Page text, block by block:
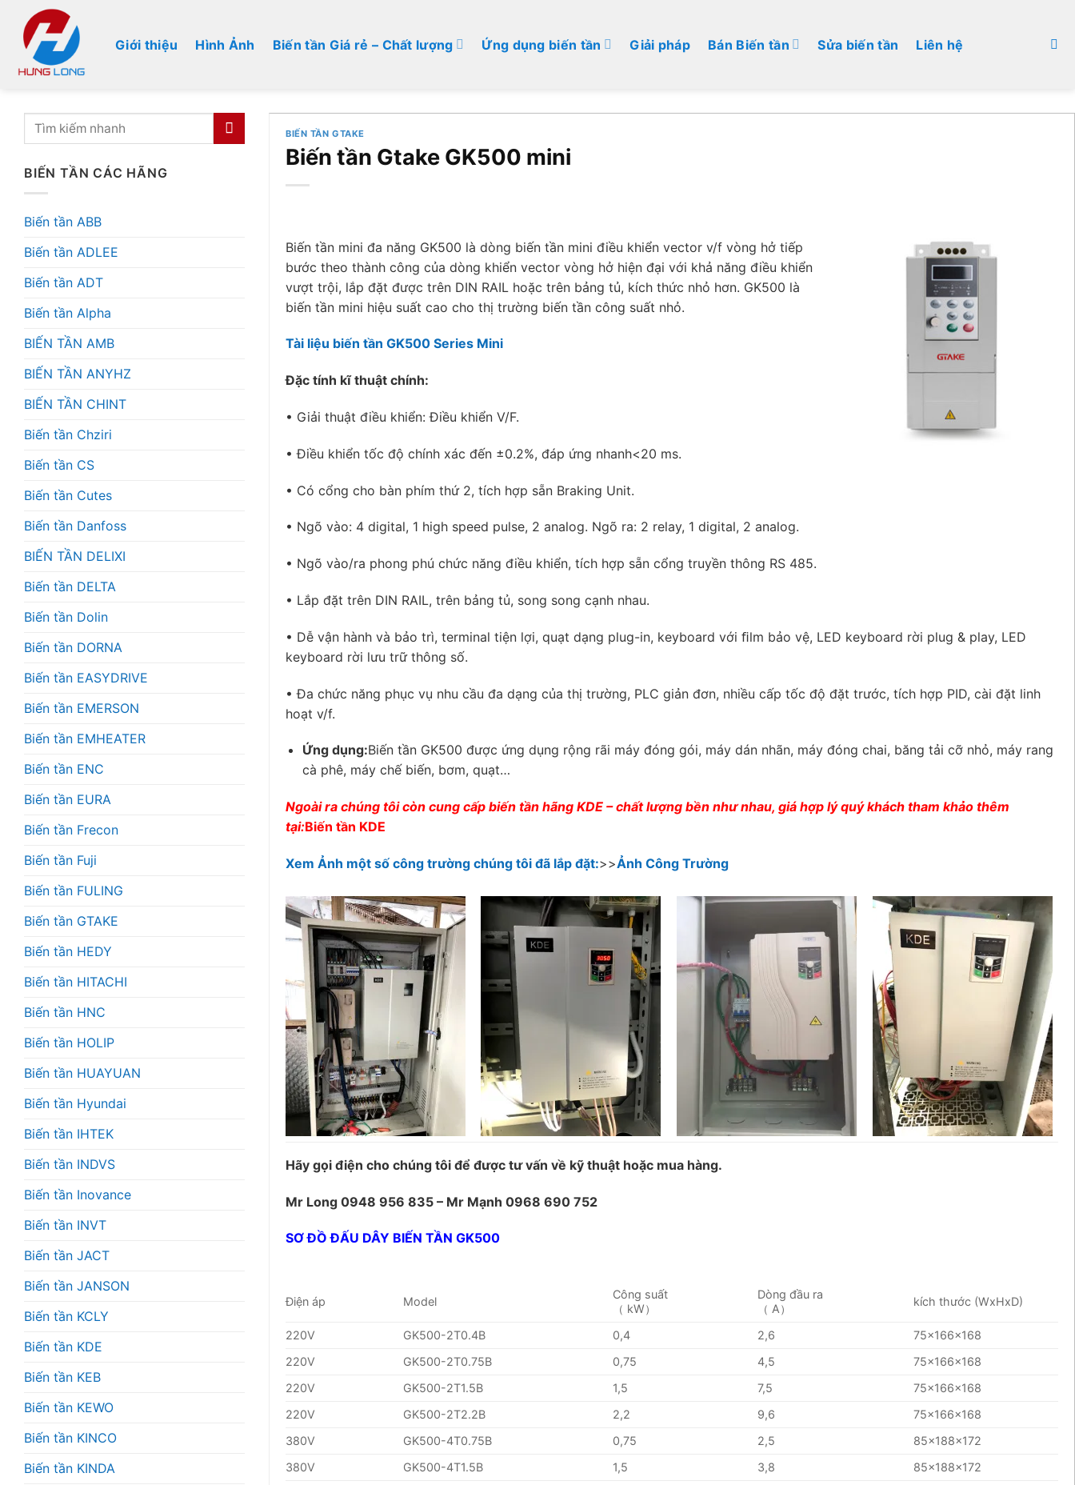
dung
Giới thiệu Hình Ảnh Biến tần Giá rẻ – Chất lượng Ứng dụng biến tần Giải pháp Bán Biến tần Sửa biến tần Liên hệ
BIẾN TẦN CÁC HÃNG
Biến tần ABB
Biến tần ADLEE
Biến tần ADT
Biến tần Alpha
BIẾN TẦN AMB
BIẾN TẦN ANYHZ
BIẾN TẦN CHINT
Biến tần Chziri
Biến tần CS
Biến tần Cutes
Biến tần Danfoss
BIẾN TẦN DELIXI
Biến tần DELTA
Biến tần Dolin
Biến tần DORNA
Biến tần EASYDRIVE
Biến tần EMERSON
Biến tần EMHEATER
Biến tần ENC
Biến tần EURA
Biến tần Frecon
Biến tần Fuji
Biến tần FULING
Biến tần GTAKE
Biến tần HEDY
Biến tần HITACHI
Biến tần HNC
Biến tần HOLIP
Biến tần HUAYUAN
Biến tần Hyundai
Biến tần IHTEK
Biến tần INDVS
Biến tần Inovance
Biến tần INVT
Biến tần JACT
Biến tần JANSON
Biến tần KCLY
Biến tần KDE
Biến tần KEB
Biến tần KEWO
Biến tần KINCO
Biến tần KINDA
BIẾN TẦN GTAKE
Biến tần Gtake GK500 mini
Biến tần mini đa năng GK500 là dòng biến tần mini điều khiển vector v/f vòng hở tiếp
bước theo thành công của dòng khiển vector vòng hở hiện đại với khả năng điều khiển
vượt trội, lắp đặt được trên DIN RAIL hoặc trên bảng tủ, kích thức nhỏ hơn. GK500 là
biến tần mini hiệu suất cao cho thị trường biến tần công suất nhỏ.
Tài liệu biến tần GK500 Series Mini
Đặc tính kĩ thuật chính:
• Giải thuật điều khiển: Điều khiển V/F.
• Điều khiển tốc độ chính xác đến ±0.2%, đáp ứng nhanh<20 ms.
• Có cổng cho bàn phím thứ 2, tích hợp sẵn Braking Unit.
• Ngõ vào: 4 digital, 1 high speed pulse, 2 analog. Ngõ ra: 2 relay, 1 digital, 2 analog.
• Ngõ vào/ra phong phú chức năng điều khiển, tích hợp sẵn cổng truyền thông RS 485.
• Lắp đặt trên DIN RAIL, trên bảng tủ, song song cạnh nhau.
• Dễ vận hành và bảo trì, terminal tiện lợi, quạt dạng plug-in, keyboard với ﬁlm bảo vệ, LED keyboard rời plug & play, LED
keyboard rời lưu trữ thông số.
• Đa chức năng phục vụ nhu cầu đa dạng của thị trường, PLC giản đơn, nhiều cấp tốc độ đặt trước, tích hợp PID, cài đặt linh
hoạt v/f.
Ứng dụng:Biến tần GK500 được ứng dụng rộng rãi máy đóng gói, máy dán nhãn, máy đóng chai, băng tải cỡ nhỏ, máy rang
cà phê, máy chế biến, bơm, quạt…
Ngoài ra chúng tôi còn cung cấp biến tần hãng KDE – chất lượng bền như nhau, giá hợp lý quý khách tham khảo thêm
tại:Biến tần KDE
Xem Ảnh một số công trường chúng tôi đã lắp đặt:>>Ảnh Công Trường
Hãy gọi điện cho chúng tôi để được tư vấn về kỹ thuật hoặc mua hàng.
Mr Long 0948 956 835 – Mr Mạnh 0968 690 752
SƠ ĐỒ ĐẤU DÂY BIẾN TẦN GK500
Điện áp Model
Công suất
（ kW）
Dòng đầu ra
（ A）
kích thước (WxHxD)
220V GK500-2T0.4B 0,4 2,6
75x166x168
220V
GK500-2T0.75B 0,75 4,5
75x166x168
220V
GK500-2T1.5B 1,5 7,5
75x166x168
220V
GK500-2T2.2B 2,2 9,6
75x166x168
380V
GK500-4T0.75B 0,75 2,5
85x188x172
380V
GK500-4T1.5B 1,5 3,8
85x188x172